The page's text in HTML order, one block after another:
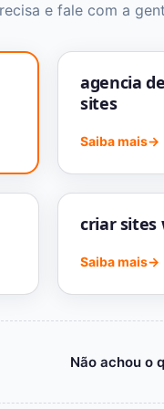
e fale com a
agencia
sites
Saiba mais→
criar sites
Saiba mais→
Não achou o